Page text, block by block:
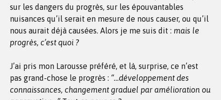
sur les dangers du progrès, sur les épouvantables
nuisances qu’il serait en mesure de nous causer, ou qu’il
nous aurait déjà causées. Alors je me suis dit : mais le
progrès, c’est quoi ?
J’ai pris mon Larousse préféré, et là, surprise, ce n’est
pas grand-chose le progrès : “…développement des
connaissances, changement graduel par amélioration ou